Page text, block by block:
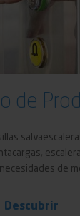
de
de
Descubrir